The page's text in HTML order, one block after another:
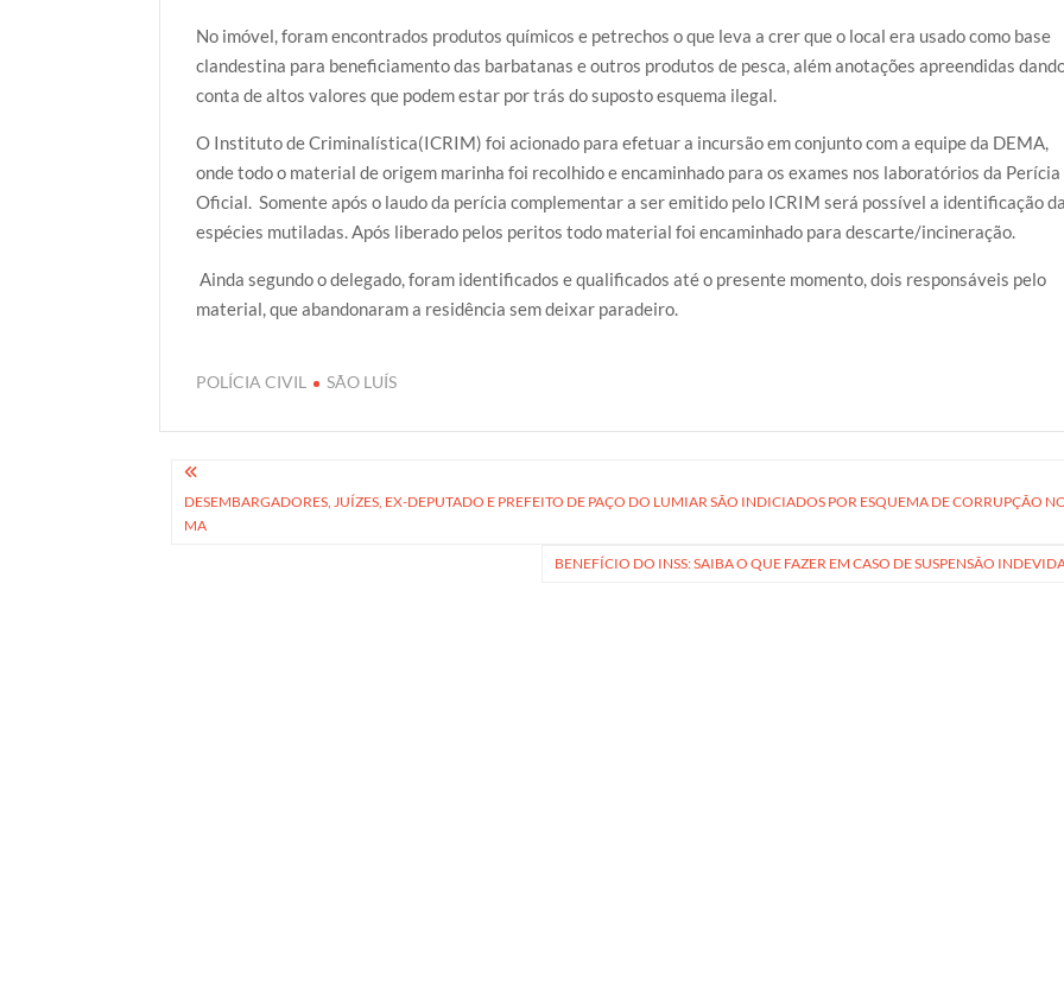
No imóvel, foram encontrados produtos químicos e petrechos o que leva a crer que o local era usado como base
clandestina para beneficiamento das barbatanas e outros produtos de pesca, além anotações apreendidas
conta de altos valores que podem estar por trás do suposto esquema ilegal.
O Instituto de Criminalística(ICRIM) foi acionado para efetuar a incursão em conjunto com a equipe da DEMA,
onde todo o material de origem marinha foi recolhido e encaminhado para os exames nos laboratórios da Perícia
Oficial. Somente após o laudo da perícia complementar a ser emitido pelo ICRIM será possível a identificação
espécies mutiladas. Após liberado pelos peritos todo material foi encaminhado para descarte/incineração.
Ainda segundo o delegado, foram identificados e qualificados até o presente momento, dois responsáveis pelo
material, que abandonaram a residência sem deixar paradeiro.
POLÍCIA CIVIL SÃO LUÍS
Navegação
de
DESEMBARGADORES, JUÍZES, EX-DEPUTADO E PREFEITO DE PAÇO DO LUMIAR SÃO INDICIADOS POR ESQUEMA DE CORRUPÇÃO
MA
BENEFÍCIO DO INSS: SAIBA O QUE FAZER EM CASO DE SUSPENSÃO